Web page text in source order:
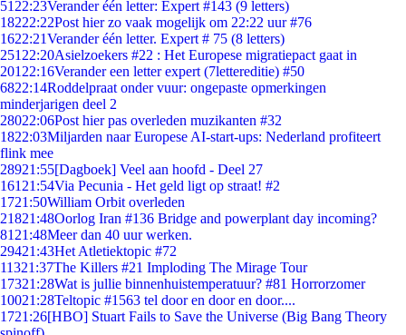
51 22:23Verander één letter: Expert #143 (9 letters)
18222:22Post hier zo vaak mogelijk om 22:22 uur #76
1622:21Verander één letter. Expert # 75 (8 letters)
251 22:20Asielzoekers #22 : Het Europese migratiepact gaat in
201 22:16Verander een letter expert (7lettereditie) #50
6822:14Roddelpraat onder vuur: ongepaste opmerkingen
minderjarigen deel 2
28022:06Post hier pas overleden muzikanten #32
1822:03Miljarden naar Europese AI-start-ups: Nederland profiteert
flink mee
28921:55[Dagboek] Veel aan hoofd - Deel 27
161 21:54Via Pecunia - Het geld ligt op straat! #2
1721:50William Orbit overleden
21821:48Oorlog Iran #136 Bridge and powerplant day incoming?
81 21:48Meer dan 40 uur werken.
29421:43Het Atletiektopic #72
11321:37The Killers #21 Imploding The Mirage Tour
17321:28Wat is jullie binnenhuistemperatuur? #81 Horrorzomer
10021:28Teltopic #1563 tel door en door en door....
1721:26[HBO] Stuart Fails to Save the Universe (Big Bang Theory